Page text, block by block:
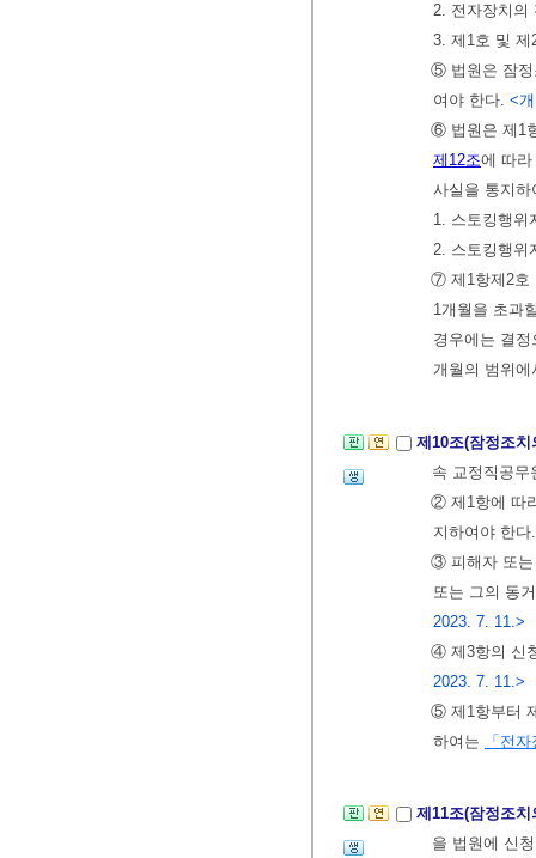
2. 전자장치의
3. 제1호 및 제
⑤ 법원은 잠정
여야 한다. <
⑥ 법원은 제1
제12조에 따
사실을 통지
1. 스토킹행위
2. 스토킹행위
⑦ 제1항제2호
1개월을 초과
경우에는 결
개월의 범위
제10조(잠정조
속 교정직공
② 제1항에 따
지하여야 한다.
③ 피해자 또는
또는 그의 동
2023. 7. 11.>
④ 제3항의 신
2023. 7. 11.>
⑤ 제1항부터
하여는
「전
제11조(잠정조
을 법원에 신